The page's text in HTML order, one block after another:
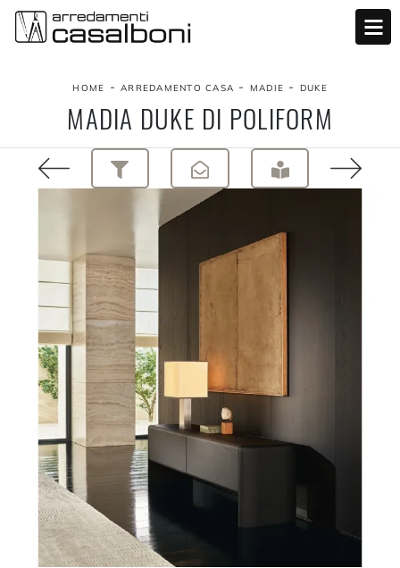
HOME - ARREDAMENTO CASA - MADIE - DUKE
MADIA DUKE DI POLIFORM